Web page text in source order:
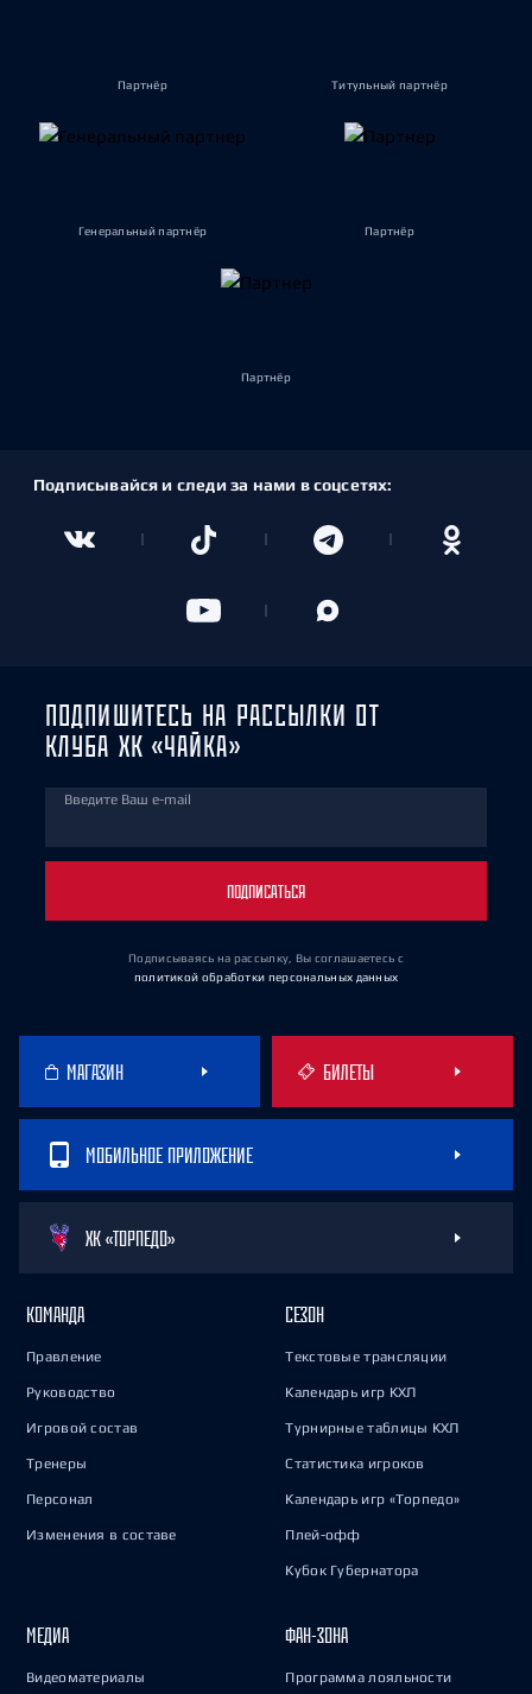
Партнёр Титульный партнёр
Генеральный партнёр Партнёр
Партнёр
Подписывайся и следи за нами в соцсетях:
ПОДПИШИТЕСЬ НА РАССЫЛКИ ОТ
КЛУБА ХК «ЧАЙКА»
Введите Ваш e-mail
ПОДПИСАТЬСЯ
Подписываясь на рассылку, Вы соглашаетесь с
политикой обработки персональных данных
МАГАЗИН БИЛЕТЫ
МОБИЛЬНОЕ ПРИЛОЖЕНИЕ
ХК «ТОРПЕДО»
КОМАНДА
Правление
Руководство
Игровой состав
Тренеры
Персонал
Изменения в составе
СЕЗОН
Текстовые трансляции
Календарь игр КХЛ
Турнирные таблицы КХЛ
Статистика игроков
Календарь игр «Торпедо»
Плей-офф
Кубок Губернатора
МЕДИА
Видеоматериалы
ФАН-ЗОНА
Программа лояльности